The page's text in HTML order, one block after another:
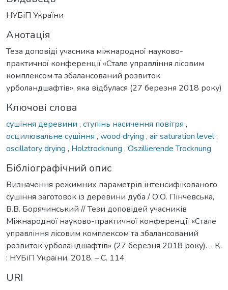
НУБіП України
Анотація
Теза доповіді учасника міжнародної науково-
практичної конференції «Стале управління лісовим
комплексом та збалансований розвиток
урболандшафтів», яка відбулася (27 березня 2018 року)
Ключові слова
сушіння деревини , ступінь насичення повітря ,
осцилювальне сушіння , wood drying , air saturation level,
oscillatory drying , Holztrocknung , Oszillierende Trocknung
Бібліографічний опис
Визначення режимних параметрів інтенсифікованого
сушіння заготовок із деревини дуба / О.О. Пінчевська,
В.В. Борячинський // Тези доповідей учасників
Міжнародної науково-практичної конференції «Стале
управління лісовим комплексом та збалансований
розвиток урболандшафтів» (27 березня 2018 року). - К.
: НУБіП України, 2018. – С. 114
URI